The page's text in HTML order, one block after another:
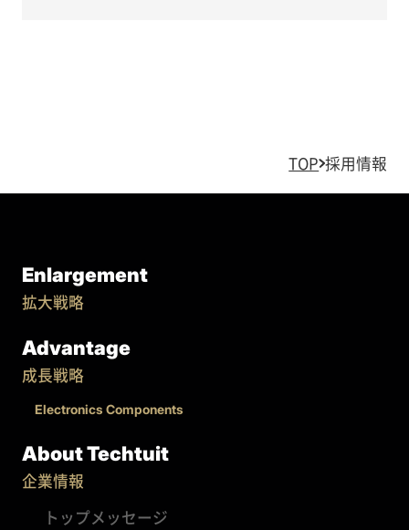
TOP 採用情報
Enlargement
拡大戦略
Advantage
成長戦略
Electronics Components
About Techtuit
企業情報
トップメッセージ